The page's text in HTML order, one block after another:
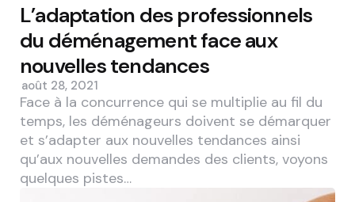
L’adaptation des professionnels
du déménagement face aux
nouvelles tendances
août 28, 2021
Face à la concurrence qui se multiplie au fil du
temps, les déménageurs doivent se démarquer
et s’adapter aux nouvelles tendances ainsi
qu’aux nouvelles demandes des clients, voyons
quelques pistes…